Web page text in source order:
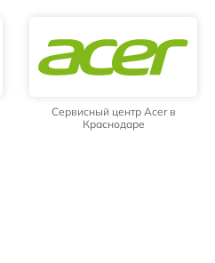
Сервисный центр Acer в
Краснодаре